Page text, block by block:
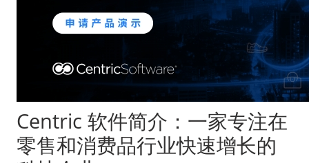
Centric 软件简介：一家专注在
零售和消费品行业快速增长的